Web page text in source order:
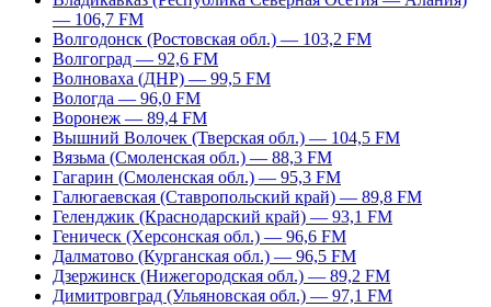
— 106,7 FM
Волгодонск (Ростовская обл.) — 103,2 FM
Волгоград — 92,6 FM
Волноваха (ДНР) — 99,5 FM
Вологда — 96,0 FM
Воронеж — 89,4 FM
Вышний Волочек (Тверская обл.) — 104,5 FM
Вязьма (Смоленская обл.) — 88,3 FM
Гагарин (Смоленская обл.) — 95,3 FM
Галюгаевская (Ставропольский край) — 89,8 FM
Геленджик (Краснодарский край) — 93,1 FM
Геническ (Херсонская обл.) — 96,6 FM
Далматово (Курганская обл.) — 96,5 FM
Дзержинск (Нижегородская обл.) — 89,2 FM
Димитровград (Ульяновская обл.) — 97,1 FM